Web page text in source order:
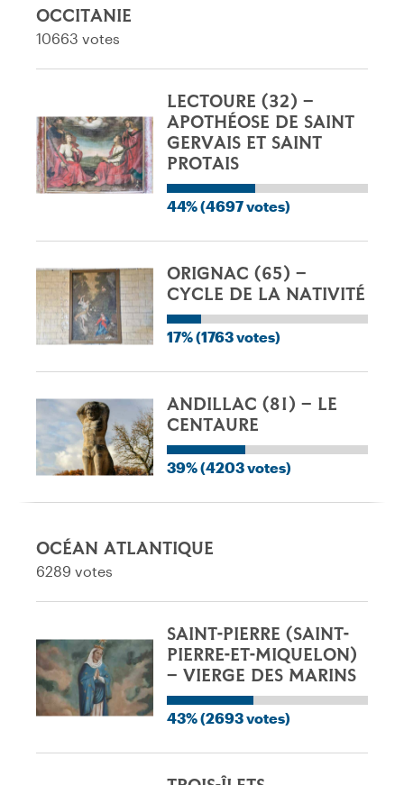
OCCITANIE
10663 votes
LECTOURE (32) –
APOTHÉOSE DE SAINT
GERVAIS ET SAINT
PROTAIS
44% (4697 votes)
ORIGNAC (65) –
CYCLE DE LA NATIVITÉ
17% (1763 votes)
ANDILLAC (81) – LE
CENTAURE
39% (4203 votes)
OCÉAN ATLANTIQUE
6289 votes
SAINT-PIERRE (SAINT-
PIERRE-ET-MIQUELON)
– VIERGE DES MARINS
43% (2693 votes)